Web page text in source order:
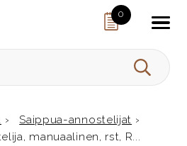
0
HAE
› Saippua-annostelijat ›
manuaalinen, rst, R...